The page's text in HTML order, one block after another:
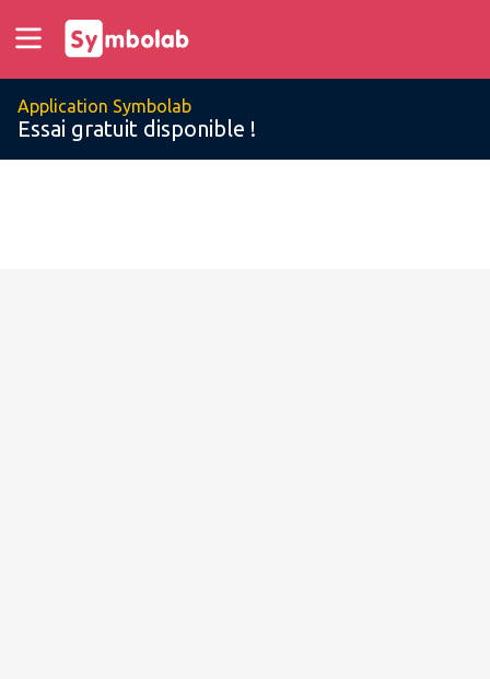
Application Symbolab
Essai gratuit disponible !